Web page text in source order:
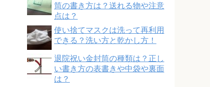
筒の書き方は？送れる物や注意
点は？
使い捨てマスクは洗って再利用
できる？洗い方と乾かし方！
退院祝い金封筒の種類は？正し
い書き方の表書きや中袋や裏面
は？